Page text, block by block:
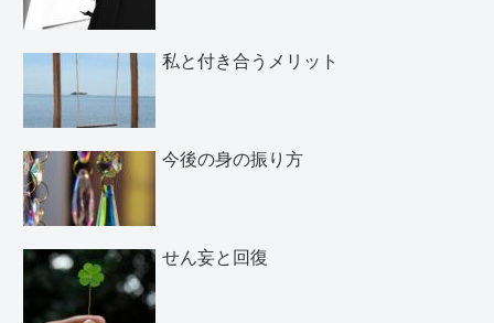
私と付き合うメリット
今後の身の振り方
せん妄と回復